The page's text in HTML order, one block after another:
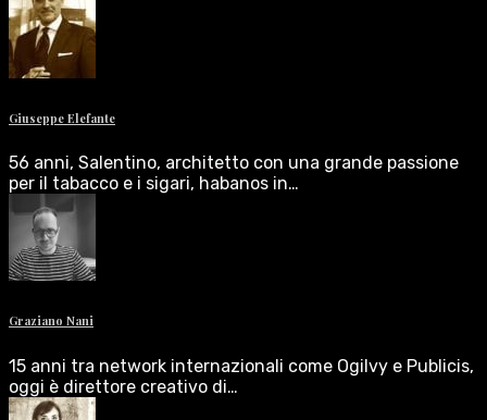
Giuseppe Elefante
56 anni, Salentino, architetto con una grande passione
per il tabacco e i sigari, habanos in…
Graziano Nani
15 anni tra network internazionali come Ogilvy e Publicis,
oggi è direttore creativo di…